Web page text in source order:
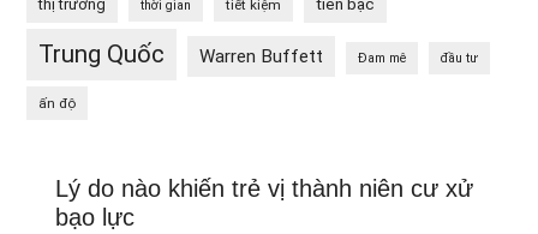
thị trường thời gian tiết kiệm
Trung Quốc Warren Buffett Đam mê đầu tư
ấn độ
Lý do nào khiến trẻ vị thành niên cư xử
bạo lực